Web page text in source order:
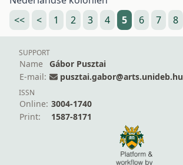
<<
< 1 2 3 4 5 6 7 8
SUPPORT
Name
Gábor Pusztai
E-mail:
pusztai.gabor@arts.unideb.hu
ISSN
Online: 3004-1740
Print:
1587-8171